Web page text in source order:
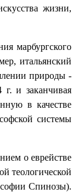
жизни,
марбургского
итальянский
природы -
и заканчивая
в качестве
системы
о еврействе
теологической
Спинозы).